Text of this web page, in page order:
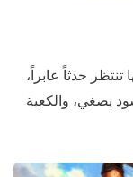
حدثاً عابراً،
يصغي، والكعبة